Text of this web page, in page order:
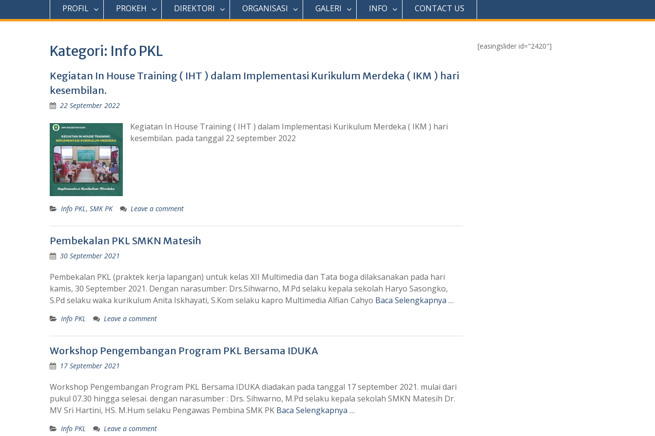
PROFIL PROKEH DIREKTORI ORGANISASI GALERI INFO CONTACT US
Kategori: Info PKL
Kegiatan In House Training ( IHT ) dalam Implementasi Kurikulum Merdeka ( IKM ) hari
kesembilan.
22 September 2022
Kegiatan In House Training ( IHT ) dalam Implementasi Kurikulum Merdeka ( IKM ) hari
kesembilan. pada tanggal 22 september 2022
Info PKL, SMK PK Leave a comment
Pembekalan PKL SMKN Matesih
30 September 2021
Pembekalan PKL (praktek kerja lapangan) untuk kelas XII Multimedia dan Tata boga dilaksanakan pada hari
kamis, 30 September 2021. Dengan narasumber: Drs.Sihwarno, M.Pd selaku kepala sekolah Haryo Sasongko,
S.Pd selaku waka kurikulum Anita Iskhayati, S.Kom selaku kapro Multimedia Alfian Cahyo Baca Selengkapnya …
Info PKL Leave a comment
Workshop Pengembangan Program PKL Bersama IDUKA
17 September 2021
Workshop Pengembangan Program PKL Bersama IDUKA diadakan pada tanggal 17 september 2021. mulai dari
pukul 07.30 hingga selesai. dengan narasumber : Drs. Sihwarno, M.Pd selaku kepala sekolah SMKN Matesih Dr.
MV Sri Hartini, HS. M.Hum selaku Pengawas Pembina SMK PK Baca Selengkapnya …
Info PKL Leave a comment
[easingslider id="2420"]